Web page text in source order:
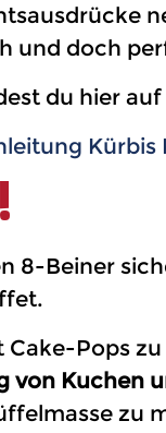
und doch
du hier
8-Beiner
Pops
von Kuchen